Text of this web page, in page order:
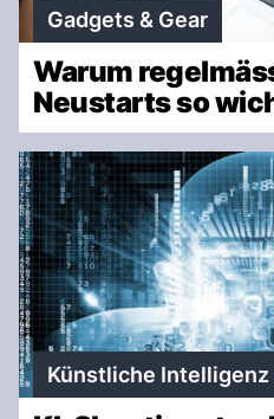
Gadgets & Gear
Warum
Neustarts so
Künstliche Intelligenz